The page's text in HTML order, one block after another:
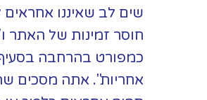
שים לב שאיננו אחראים
חוסר זמינות של האתר
כמפורט בהרחבה
אחריות". אתה מסכים